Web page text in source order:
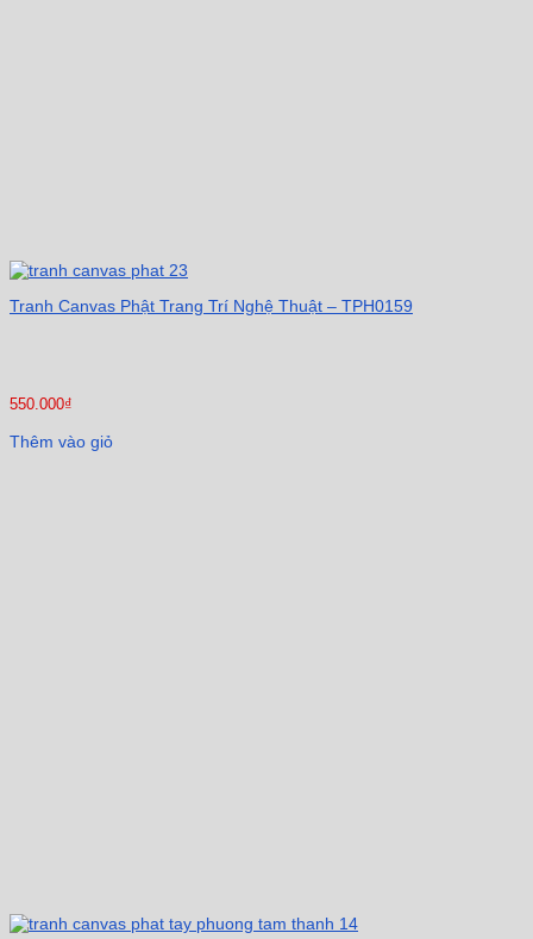
Tranh Canvas Phật Trang Trí Nghệ Thuật – TPH0159
550.000₫
Thêm vào giỏ